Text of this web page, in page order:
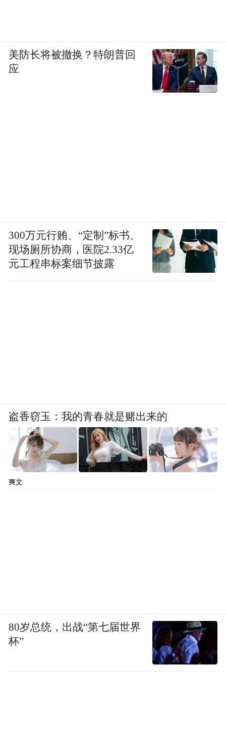
美防长将被撤换？特朗普回
应
300万元行贿、“定制”标书、
现场厕所协商，医院2.33亿
元工程串标案细节披露
盗香窃玉：我的青春就是赌出来的
爽文
80岁总统，出战“第七届世界
杯”